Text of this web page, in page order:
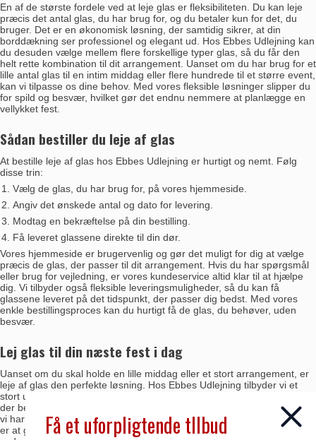
En af de største fordele ved at leje glas er fleksibiliteten. Du kan leje
præcis det antal glas, du har brug for, og du betaler kun for det, du
bruger. Det er en økonomisk løsning, der samtidig sikrer, at din
borddækning ser professionel og elegant ud. Hos Ebbes Udlejning kan
du desuden vælge mellem flere forskellige typer glas, så du får den
helt rette kombination til dit arrangement. Uanset om du har brug for et
lille antal glas til en intim middag eller flere hundrede til et større event,
kan vi tilpasse os dine behov. Med vores fleksible løsninger slipper du
for spild og besvær, hvilket gør det endnu nemmere at planlægge en
vellykket fest.
Sådan bestiller du leje af glas
At bestille leje af glas hos Ebbes Udlejning er hurtigt og nemt. Følg
disse trin:
Vælg de glas, du har brug for, på vores hjemmeside.
Angiv det ønskede antal og dato for levering.
Modtag en bekræftelse på din bestilling.
Få leveret glassene direkte til din dør.
Vores hjemmeside er brugervenlig og gør det muligt for dig at vælge
præcis de glas, der passer til dit arrangement. Hvis du har spørgsmål
eller brug for vejledning, er vores kundeservice altid klar til at hjælpe
dig. Vi tilbyder også fleksible leveringsmuligheder, så du kan få
glassene leveret på det tidspunkt, der passer dig bedst. Med vores
enkle bestillingsproces kan du hurtigt få de glas, du behøver, uden
besvær.
Lej glas til din næste fest i dag
Uanset om du skal holde en lille middag eller et stort arrangement, er
leje af glas den perfekte løsning. Hos Ebbes Udlejning tilbyder vi et
stort udvalg af glas, der passer til enhver lejlighed, så du kan finde det,
der bedst matcher din fest. Fra elegante vinglas til funktionelle ølglas
vi har alt, hvad du behøver for at skabe den rette stemning. Vores mål
er at gøre din fest så problemfri som muligt, så du kan fokusere på at
Få et uforpligtende tllbud